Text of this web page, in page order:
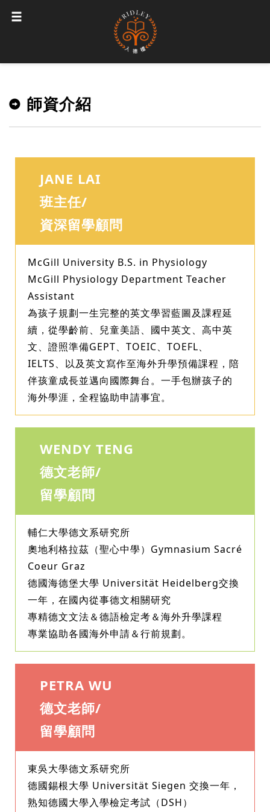
師資介紹
JANE LAI
班主任/
資深留學顧問
McGill University B.S. in Physiology
McGill Physiology Department Teacher
Assistant
為孩子規劃一生完整的英文學習藍圖及課程延
續，從學齡前、兒童美語、國中英文、高中英
文、證照準備GEPT、TOEIC、TOEFL、
IELTS、以及英文寫作至海外升學預備課程，陪
伴孩童成長並邁向國際舞台。一手包辦孩子的
海外學涯，全程協助申請事宜。
WENDY TENG
德文老師/
留學顧問
輔仁大學德文系研究所
奧地利格拉茲（聖心中學）Gymnasium Sacré
Coeur Graz
德國海德堡大學 Universität Heidelberg交換
一年，在國內從事德文相關研究
專精德文文法＆德語檢定考＆海外升學課程
專業協助各國海外申請＆行前規劃。
PETRA WU
德文老師/
留學顧問
東吳大學德文系研究所
德國錫根大學 Universität Siegen 交換一年，
熟知德國大學入學檢定考試（DSH）